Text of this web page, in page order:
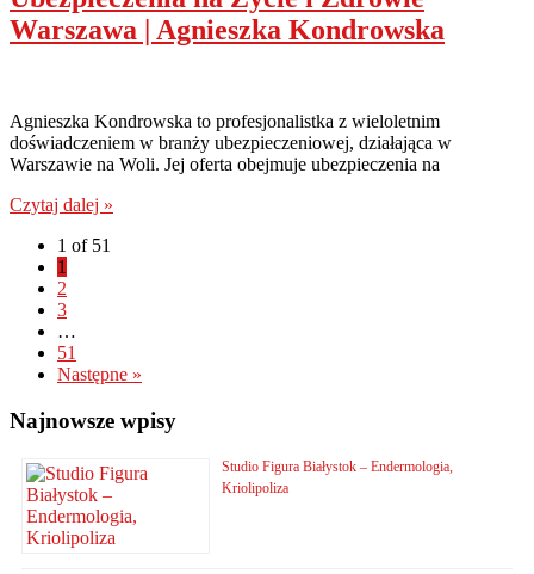
Warszawa | Agnieszka Kondrowska
Agnieszka Kondrowska to profesjonalistka z wieloletnim
doświadczeniem w branży ubezpieczeniowej, działająca w
Warszawie na Woli. Jej oferta obejmuje ubezpieczenia na
Czytaj dalej »
1 of 51
1
2
3
…
51
Następne »
Najnowsze wpisy
Studio Figura Białystok – Endermologia,
Kriolipoliza